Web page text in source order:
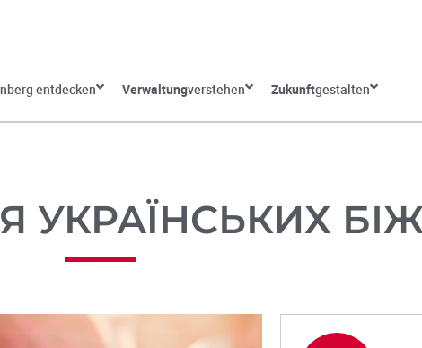
entdecken Verwaltungverstehen Zukunftgestalten
УКРАЇНСЬКИХ